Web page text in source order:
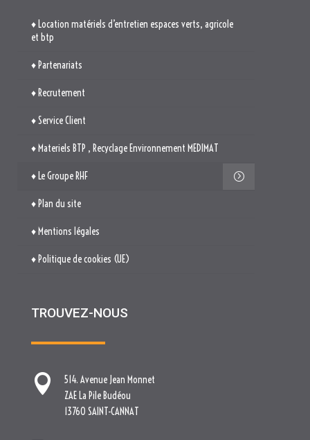
♦ Location matériels d’entretien espaces verts, agricole
et btp
♦ Partenariats
♦ Recrutement
♦ Service Client
♦ Materiels BTP , Recyclage Environnement MEDIMAT
♦ Le Groupe RHF
♦ Plan du site
♦ Mentions légales
♦ Politique de cookies (UE)
TROUVEZ-NOUS

514. Avenue Jean Monnet
ZAE La Pile Budéou
13760 SAINT-CANNAT